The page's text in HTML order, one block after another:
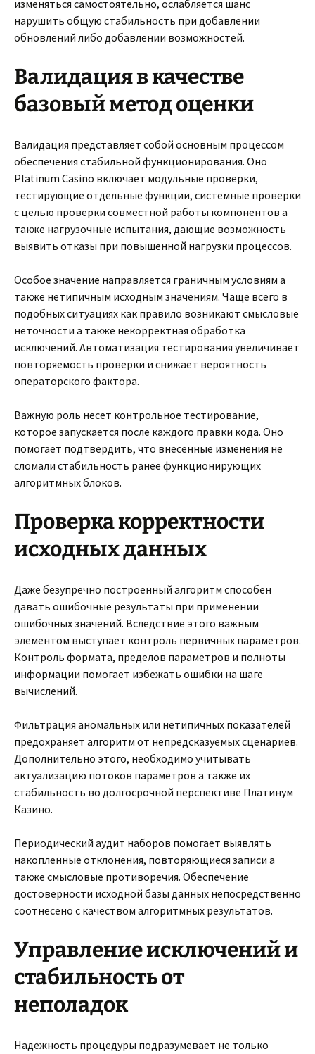
изменяться самостоятельно, ослабляется шанс
нарушить общую стабильность при добавлении
обновлений либо добавлении возможностей.
Валидация в качестве
базовый метод оценки
Валидация представляет собой основным процессом
обеспечения стабильной функционирования. Оно
Platinum Casino включает модульные проверки,
тестирующие отдельные функции, системные проверки
с целью проверки совместной работы компонентов а
также нагрузочные испытания, дающие возможность
выявить отказы при повышенной нагрузки процессов.
Особое значение направляется граничным условиям а
также нетипичным исходным значениям. Чаще всего в
подобных ситуациях как правило возникают смысловые
неточности а также некорректная обработка
исключений. Автоматизация тестирования увеличивает
повторяемость проверки и снижает вероятность
операторского фактора.
Важную роль несет контрольное тестирование,
которое запускается после каждого правки кода. Оно
помогает подтвердить, что внесенные изменения не
сломали стабильность ранее функционирующих
алгоритмных блоков.
Проверка корректности
исходных данных
Даже безупречно построенный алгоритм способен
давать ошибочные результаты при применении
ошибочных значений. Вследствие этого важным
элементом выступает контроль первичных параметров.
Контроль формата, пределов параметров и полноты
информации помогает избежать ошибки на шаге
вычислений.
Фильтрация аномальных или нетипичных показателей
предохраняет алгоритм от непредсказуемых сценариев.
Дополнительно этого, необходимо учитывать
актуализацию потоков параметров а также их
стабильность во долгосрочной перспективе Платинум
Казино.
Периодический аудит наборов помогает выявлять
накопленные отклонения, повторяющиеся записи а
также смысловые противоречия. Обеспечение
достоверности исходной базы данных непосредственно
соотнесено с качеством алгоритмных результатов.
Управление исключений и
стабильность от
неполадок
Надежность процедуры подразумевает не только